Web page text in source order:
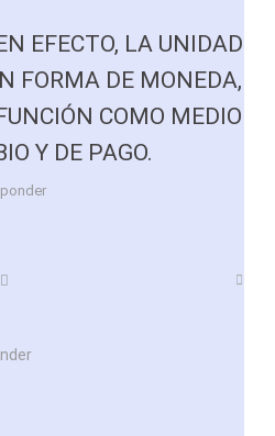
EFECTO, LA UNIDAD
FORMA DE MONEDA,
COMO MEDIO
Y DE PAGO.